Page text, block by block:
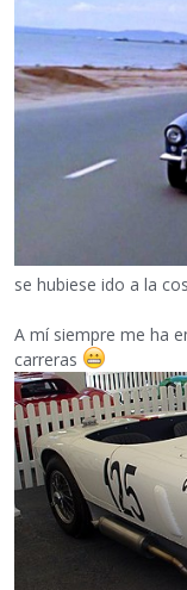
se hubiese ido a la
A mí siempre me ha
carreras